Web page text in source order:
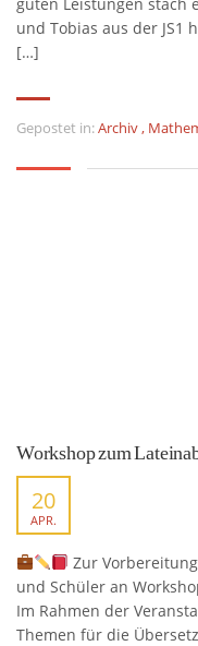
und Tobias aus der JS1
[…]
Gepostet in:Archiv,
Workshop zum
20
APR.
Zur
und Schüler an
Im Rahmen der
Themen für die